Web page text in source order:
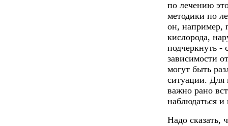
по лечению
методики по
он, например,
кислорода,
подчеркнуть -
зависимости
могут быть
ситуации. Для
важно рано
наблюдаться и
Надо сказать,